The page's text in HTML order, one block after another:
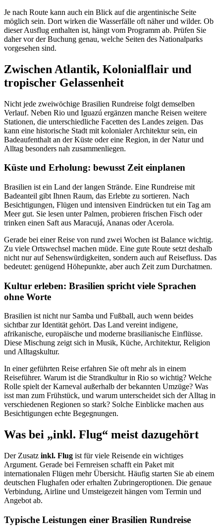
Je nach Route kann auch ein Blick auf die argentinische Seite
möglich sein. Dort wirken die Wasserfälle oft näher und wilder. Ob
dieser Ausflug enthalten ist, hängt vom Programm ab. Prüfen Sie
daher vor der Buchung genau, welche Seiten des Nationalparks
vorgesehen sind.
Zwischen Atlantik, Kolonialflair und
tropischer Gelassenheit
Nicht jede zweiwöchige Brasilien Rundreise folgt demselben
Verlauf. Neben Rio und Iguazú ergänzen manche Reisen weitere
Stationen, die unterschiedliche Facetten des Landes zeigen. Das
kann eine historische Stadt mit kolonialer Architektur sein, ein
Badeaufenthalt an der Küste oder eine Region, in der Natur und
Alltag besonders nah zusammenliegen.
Küste und Erholung: bewusst Zeit einplanen
Brasilien ist ein Land der langen Strände. Eine Rundreise mit
Badeanteil gibt Ihnen Raum, das Erlebte zu sortieren. Nach
Besichtigungen, Flügen und intensiven Eindrücken tut ein Tag am
Meer gut. Sie lesen unter Palmen, probieren frischen Fisch oder
trinken einen Saft aus Maracujá, Ananas oder Acerola.
Gerade bei einer Reise von rund zwei Wochen ist Balance wichtig.
Zu viele Ortswechsel machen müde. Eine gute Route setzt deshalb
nicht nur auf Sehenswürdigkeiten, sondern auch auf Reisefluss. Das
bedeutet: genügend Höhepunkte, aber auch Zeit zum Durchatmen.
Kultur erleben: Brasilien spricht viele Sprachen
ohne Worte
Brasilien ist nicht nur Samba und Fußball, auch wenn beides
sichtbar zur Identität gehört. Das Land vereint indigene,
afrikanische, europäische und moderne brasilianische Einflüsse.
Diese Mischung zeigt sich in Musik, Küche, Architektur, Religion
und Alltagskultur.
In einer geführten Reise erfahren Sie oft mehr als in einem
Reiseführer. Warum ist die Strandkultur in Rio so wichtig? Welche
Rolle spielt der Karneval außerhalb der bekannten Umzüge? Was
isst man zum Frühstück, und warum unterscheidet sich der Alltag in
verschiedenen Regionen so stark? Solche Einblicke machen aus
Besichtigungen echte Begegnungen.
Was bei „inkl. Flug“ meist dazugehört
Der Zusatz inkl. Flug ist für viele Reisende ein wichtiges
Argument. Gerade bei Fernreisen schafft ein Paket mit
internationalen Flügen mehr Übersicht. Häufig starten Sie ab einem
deutschen Flughafen oder erhalten Zubringeroptionen. Die genaue
Verbindung, Airline und Umsteigezeit hängen vom Termin und
Angebot ab.
Typische Leistungen einer Brasilien Rundreise